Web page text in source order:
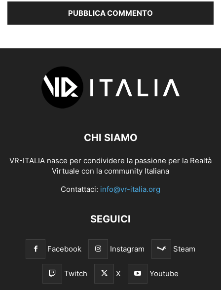
CHI SIAMO
VR-ITALIA nasce per condividere la passione per la Realtà
Virtuale con la community Italiana
Contattaci: info@vr-italia.org
SEGUICI
Facebook Instagram Steam
Twitch X Youtube